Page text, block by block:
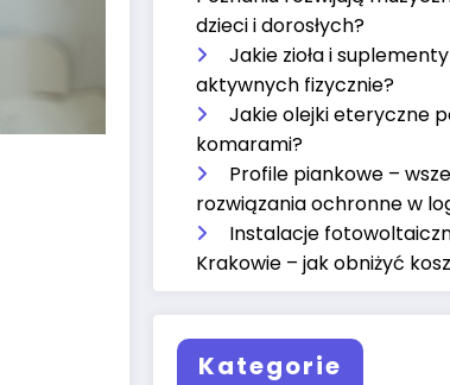
dzieci i dorosłych?
Jakie zioła i
aktywnych fizycznie?
Jakie olejki eteryczne
komarami?
Profile piankowe –
rozwiązania ochronne w
Instalacje
Krakowie – jak obniżyć
Kategorie